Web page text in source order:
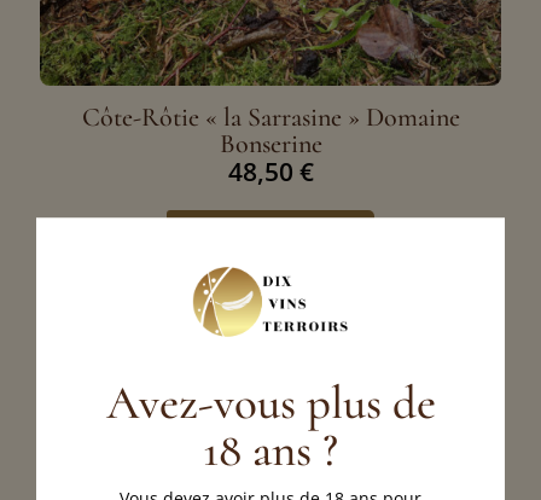
Côte-Rôtie « la Sarrasine » Domaine
Bonserine
48,50 €
Avez-vous plus de
18 ans ?